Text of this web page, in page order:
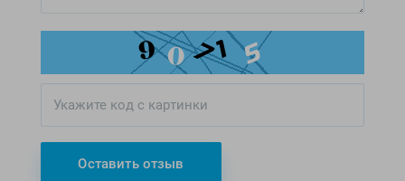
Оставить отзыв